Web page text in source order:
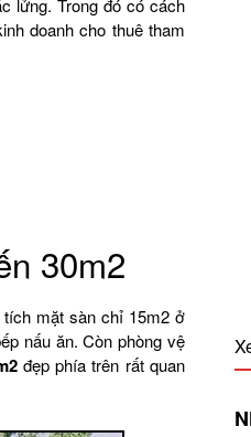
lửng. Trong đó có cách
doanh cho thuê tham
30m2
mặt sàn chỉ 15m2 ở
nấu ăn. Còn phòng vệ
đẹp phía trên rất quan